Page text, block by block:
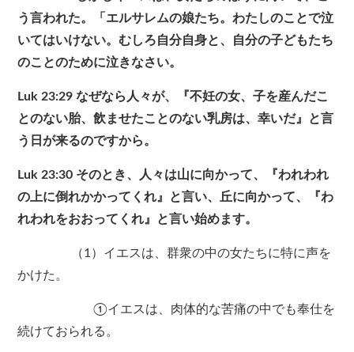
う言われた。「エルサレムの娘たち。わたしのことで泣
いてはいけない。むしろ自分自身と、自分の子どもたち
のことのために泣きなさい。
Luk 23:29 なぜなら人々が、『不妊の女、子を産んだこ
とのない胎、飲ませたことのない乳房は、幸いだ』と言
う日が来るのですから。
Luk 23:30 そのとき、人々は山に向かって、『われわれ
の上に倒れかかってくれ』と言い、丘に向かって、『わ
れわれをおおってくれ』と言い始めます。
（1）イエスは、群衆の中の女たちに特に声を
かけた。
①イエスは、肉体的な苦痛の中でも奉仕を
続けておられる。